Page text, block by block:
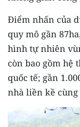
Đồng bằng sông
Chuyên trang
Chuyên trang TP.
CHUYÊN ĐỀ
CÁC CHUYÊN
VỀ BÁO NHÂN
Điểm nhấn của
quy mô gần
hình tự nhiên
còn bao gồm hệ
quốc tế; gần
nhà liền kề